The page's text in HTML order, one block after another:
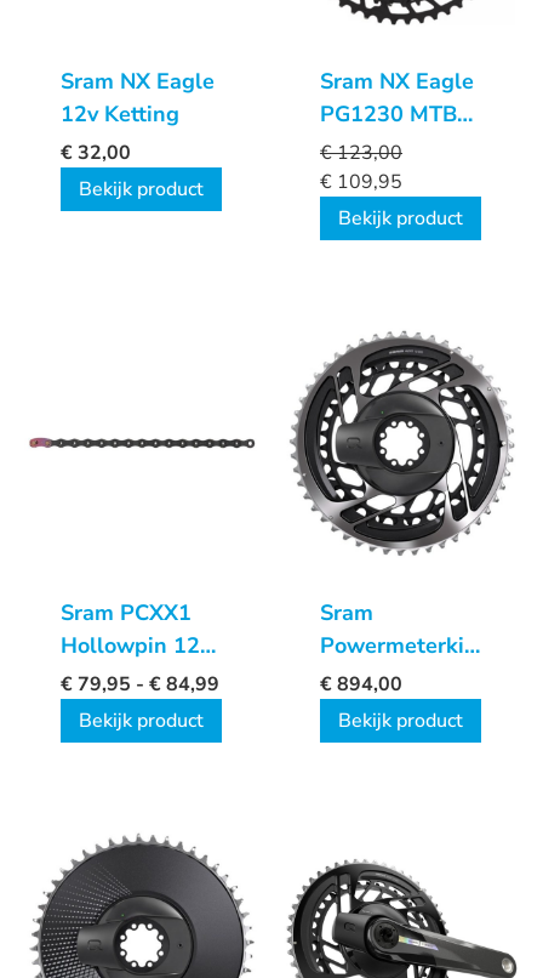
Sram NX Eagle
12v Ketting
€32,00
Bekijk product
Sram NX Eagle
PG1230 MTB
Cassette 11-50
€123,00
€ 109,95
Bekijk product
Sram PCXX1
Hollowpin 12v
ketting
€79,95 - €84,99
Bekijk product
Sram
Powermeterkit
Quarq
Red/Force AXS
€894,00
Bekijk product